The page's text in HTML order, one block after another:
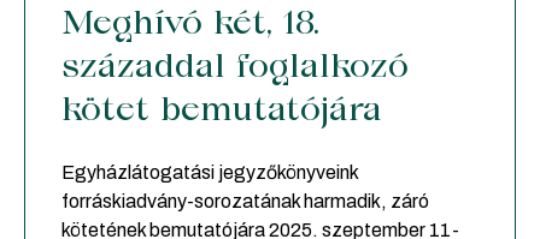
Meghívó két, 18.
századdal foglalkozó
kötet bemutatójára
Egyházlátogatási jegyzőkönyveink
forráskiadvány-sorozatának harmadik, záró
kötetének bemutatójára 2025. szeptember 11-